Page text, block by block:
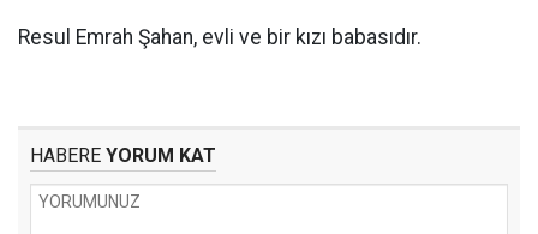
Resul Emrah Şahan, evli ve bir kızı babasıdır.
HABERE YORUM KAT